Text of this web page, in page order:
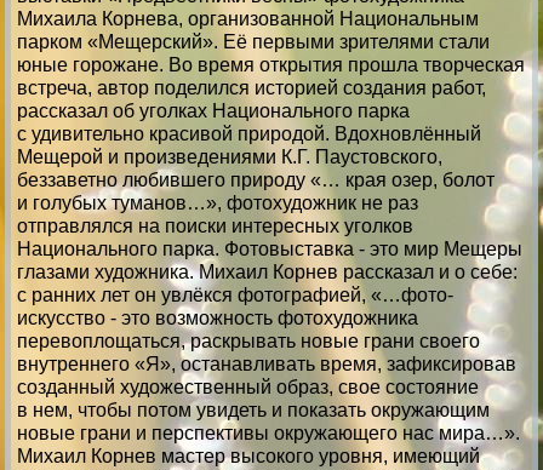
Михаила Корнева, организованной Национальным
парком «Мещерский». Её первыми зрителями стали
юные горожане. Во время открытия прошла творческая
встреча, автор поделился историей создания работ,
рассказал об уголках Национального парка
с удивительно красивой природой. Вдохновлённый
Мещерой и произведениями К.Г. Паустовского,
беззаветно любившего природу «… края озер, болот
и голубых туманов…», фотохудожник не раз
отправлялся на поиски интересных уголков
Национального парка. Фотовыставка - это мир Мещеры
глазами художника. Михаил Корнев рассказал и о себе:
с ранних лет он увлёкся фотографией, «…фото-
искусство - это возможность фотохудожника
перевоплощаться, раскрывать новые грани своего
внутреннего «Я», останавливать время, зафиксировав
созданный художественный образ, свое состояние
в нем, чтобы потом увидеть и показать окружающим
новые грани и перспективы окружающего нас мира…».
Михаил Корнев мастер высокого уровня, имеющий